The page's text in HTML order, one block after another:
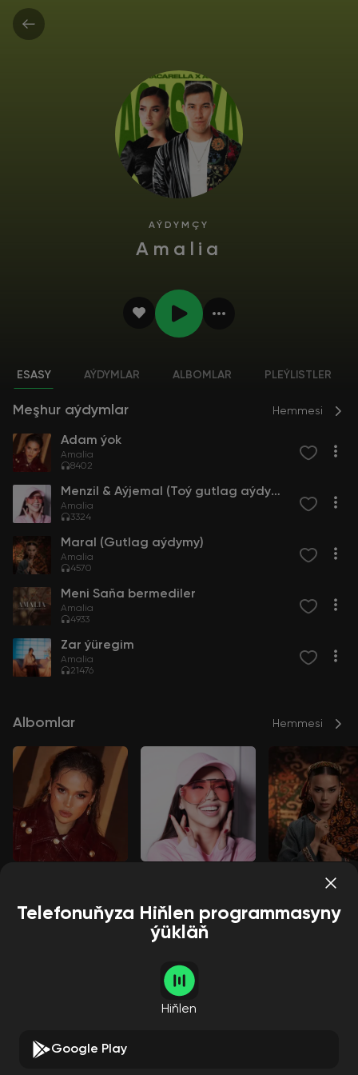
AÝDYMÇY
Amalia
ESASY AÝDYMLAR ALBOMLAR PLEÝLISTLER
Meşhur aýdymlar Hemmesi
Adam ýok
Amalia
8402
Menzil & Aýjemal (Toý gutlag aýdymy)
Amalia
3324
Maral (Gutlag aýdymy)
Amalia
4570
Meni Saňa bermediler
Amalia
4933
Zar ýüregim
Amalia
21476
Albomlar Hemmesi
Telefonuňyza Hiňlen programmasyny
ýükläň
Hiňlen
Google Play